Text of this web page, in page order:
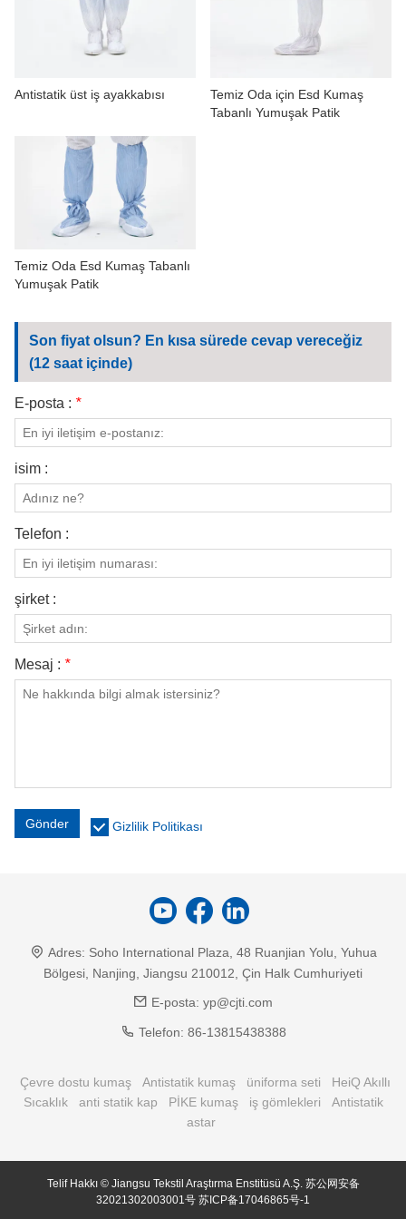
BIZIMLE ILETIŞIME GEÇIN
Antistatik üst iş ayakkabısı
Temiz Oda için Esd Kumaş
Tabanlı Yumuşak Patik
Temiz Oda Esd Kumaş Tabanlı
Yumuşak Patik
Son fiyat olsun? En kısa sürede cevap vereceğiz
(12 saat içinde)
E-posta : *
isim :
Telefon :
şirket :
Mesaj : *
Gönder Gizlilik Politikası
Adres: Soho International Plaza, 48 Ruanjian Yolu, Yuhua
Bölgesi, Nanjing, Jiangsu 210012, Çin Halk Cumhuriyeti
E-posta: yp@cjti.com
Telefon: 86-13815438388
Çevre dostu kumaş Antistatik kumaş üniforma seti
HeiQ Akıllı
Sıcaklık
anti statik kap PİKE kumaş iş gömlekleri
Antistatik
astar
Telif Hakkı © Jiangsu Tekstil Araştırma Enstitüsü A.Ş. 苏公网安备
32021302003001号 苏ICP备17046865号-1